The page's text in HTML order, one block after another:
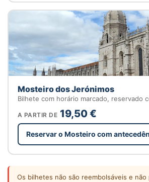
Mosteiro dos Jerónimos
Bilhete com horário marcado, reservado
A PARTIR DE 19,50 €
Reservar o Mosteiro com
Os bilhetes não são reembolsáveis e não